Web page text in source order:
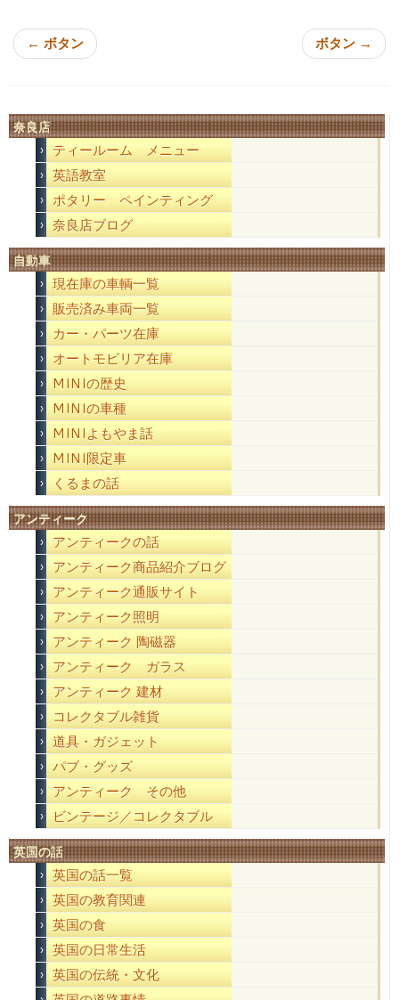
← ボタン ボタン →
奈良店
ティールーム メニュー
英語教室
ポタリー ペインティング
奈良店ブログ
自動車
現在庫の車輌一覧
販売済み車両一覧
カー・パーツ在庫
オートモビリア在庫
MINIの歴史
MINIの車種
MINIよもやま話
MINI限定車
くるまの話
アンティーク
アンティークの話
アンティーク商品紹介ブログ
アンティーク通販サイト
アンティーク照明
アンティーク 陶磁器
アンティーク ガラス
アンティーク 建材
コレクタブル雑貨
道具・ガジェット
パブ・グッズ
アンティーク その他
ビンテージ／コレクタブル
英国の話
英国の話一覧
英国の教育関連
英国の食
英国の日常生活
英国の伝統・文化